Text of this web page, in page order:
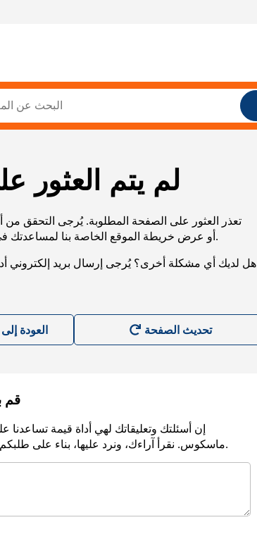
لم يتم العثور
تعذر العثور على الصفحة المطلوبة. يُرجى التحقق من
URL، أو عرض خريطة الموقع الخاصة بنا لمساعدتك في العثور على ما تريد.
هل لديك أي مشكلة أخرى؟ يُرجى إرسال بريد إلكتروني
العودة
قم
إن أسئلتك وتعليقاتك لهي أداة قيمة
ماسكوس. نقرأ آراءك، ونرد عليها، بناء على طلبكم في أسرع وقت ممكن.